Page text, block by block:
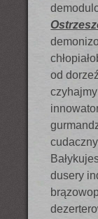
od
dusery